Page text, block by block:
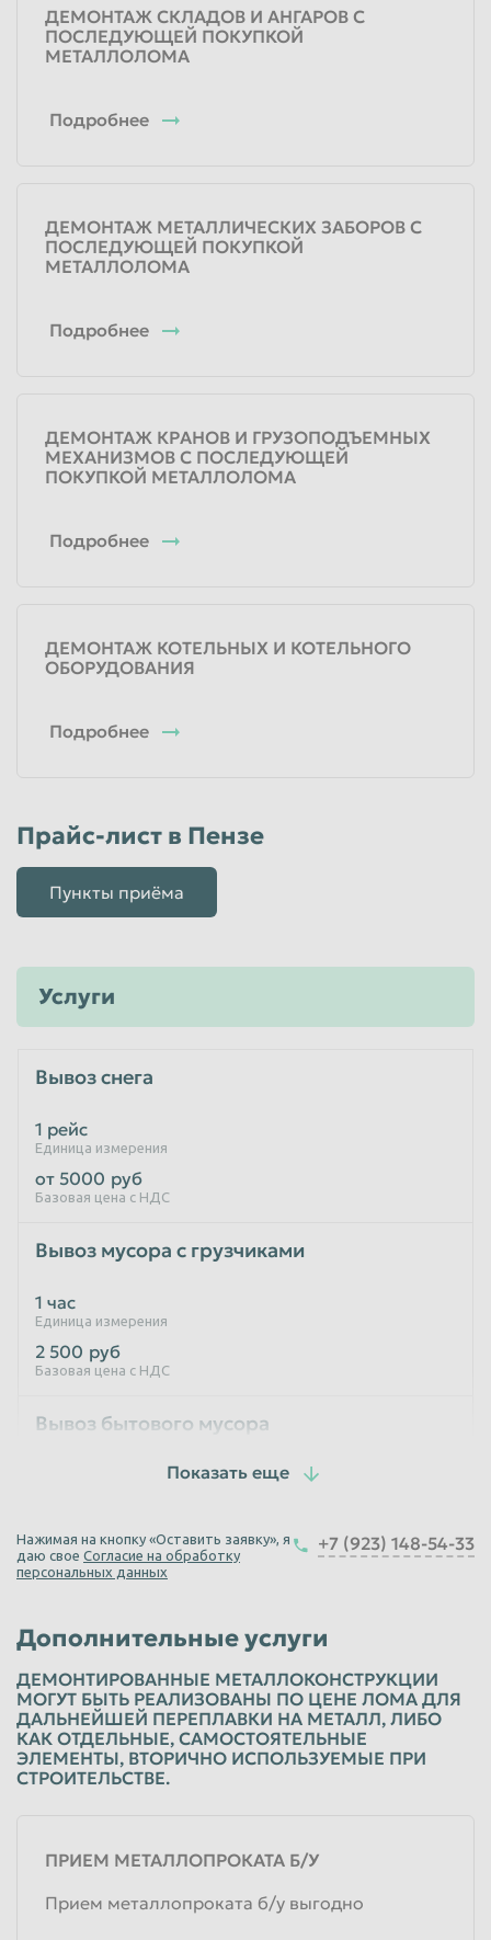
ДЕМОНТАЖ СКЛАДОВ И АНГАРОВ С
ПОСЛЕДУЮЩЕЙ ПОКУПКОЙ
МЕТАЛЛОЛОМА
Подробнее
ДЕМОНТАЖ МЕТАЛЛИЧЕСКИХ ЗАБОРОВ С
ПОСЛЕДУЮЩЕЙ ПОКУПКОЙ
МЕТАЛЛОЛОМА
Подробнее
ДЕМОНТАЖ КРАНОВ И ГРУЗОПОДЪЕМНЫХ
МЕХАНИЗМОВ С ПОСЛЕДУЮЩЕЙ
ПОКУПКОЙ МЕТАЛЛОЛОМА
Подробнее
ДЕМОНТАЖ КОТЕЛЬНЫХ И КОТЕЛЬНОГО
ОБОРУДОВАНИЯ
Подробнее
Прайс-лист в Пензе
Пункты приёма
Услуги
Вывоз снега
Единица измерения
1 рейс
Базовая цена с НДС
от 5000 руб
Вывоз мусора с грузчиками
Единица измерения
1 час
Базовая цена с НДС
2 500 руб
Вывоз бытового мусора
Базовая цена с НДС
1 час
Базовая цена с НДС
2 500 руб
Нажимая на кнопку «Оставить заявку», я
даю свое Согласие на обработку
персональных данных
+7 (923) 148-54-33
Дополнительные услуги
ДЕМОНТИРОВАННЫЕ МЕТАЛЛОКОНСТРУКЦИИ
МОГУТ БЫТЬ РЕАЛИЗОВАНЫ ПО ЦЕНЕ ЛОМА ДЛЯ
ДАЛЬНЕЙШЕЙ ПЕРЕПЛАВКИ НА МЕТАЛЛ, ЛИБО
КАК ОТДЕЛЬНЫЕ, САМОСТОЯТЕЛЬНЫЕ
ЭЛЕМЕНТЫ, ВТОРИЧНО ИСПОЛЬЗУЕМЫЕ ПРИ
СТРОИТЕЛЬСТВЕ.
ПРИЕМ МЕТАЛЛОПРОКАТА Б/У
Прием металлопроката б/у выгодно